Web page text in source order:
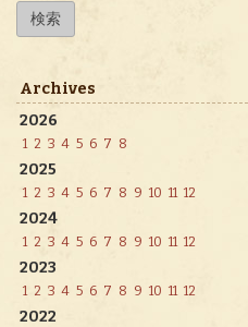
Archives
2026
1 2 3 4 5 6 7 8
2025
1 2 3 4 5 6 7 8 9 10 11 12
2024
1 2 3 4 5 6 7 8 9 10 11 12
2023
1 2 3 4 5 6 7 8 9 10 11 12
2022